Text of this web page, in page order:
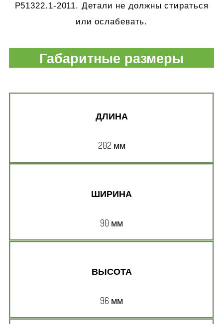
Р51322.1-2011. Детали не должны стираться
или ослабевать.
Габаритные размеры
ДЛИНА
202 мм
ШИРИНА
90 мм
ВЫСОТА
96 мм